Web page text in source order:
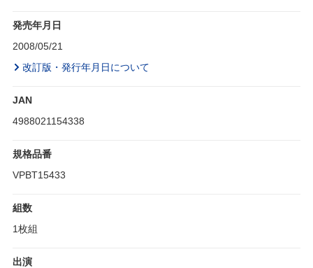
発売年月日
2008/05/21
改訂版・発行年月日について
JAN
4988021154338
規格品番
VPBT15433
組数
1枚組
出演